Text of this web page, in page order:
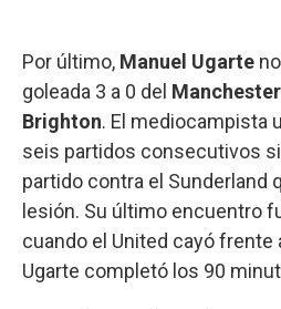
Por último, Manuel Ugarte
goleada 3 a 0 del
Brighton. El mediocampista
seis partidos consecutivos
partido contra el Sunderland
lesión. Su último encuentro
cuando el United cayó frente
Ugarte completó los 90